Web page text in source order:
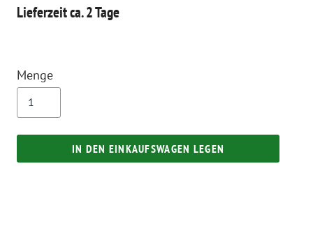
Lieferzeit ca. 2 Tage
Menge
IN DEN EINKAUFSWAGEN LEGEN